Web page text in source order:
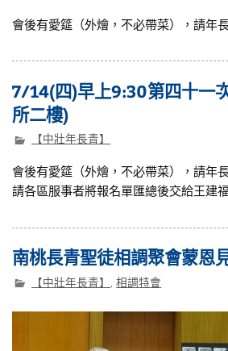
會後有愛筵（外燴，不必帶菜），請年
7/14(四)早上9:30第四十一
所二樓)
【中壯年長青】
會後有愛筵（外燴，不必帶菜），請年
請各區服事者將報名單匯總後交給王建
南桃長青聖徒相調聚會蒙恩
【中壯年長青】 ,相調特會